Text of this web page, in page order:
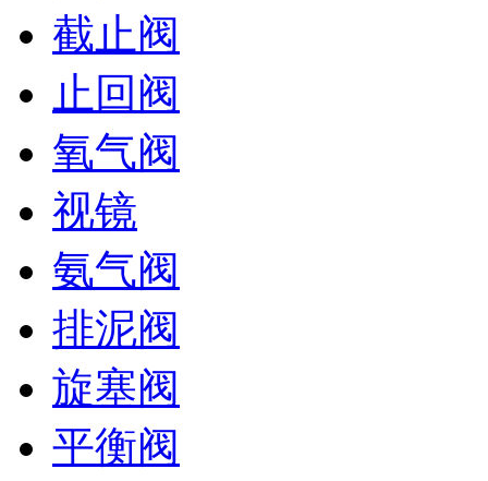
截止阀
止回阀
氧气阀
视镜
氨气阀
排泥阀
旋塞阀
平衡阀